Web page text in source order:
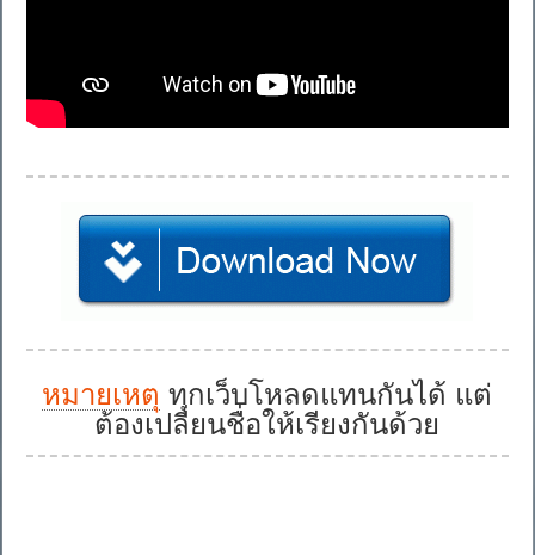
หมายเหตุ ทุกเว็บโหลดแทนกันได้ แต่
ต้องเปลี่ยนชื่อให้เรียงกันด้วย